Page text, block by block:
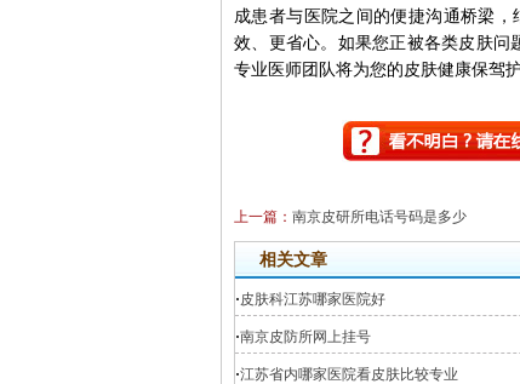
成患者与医院之间的便捷沟通桥梁
效、更省心。如果您正被各类皮肤问
专业医师团队将为您的皮肤健康保驾
上一篇： 南京皮研所电话号码是多少
相关文章
·皮肤科江苏哪家医院好
·南京皮防所网上挂号
·江苏省内哪家医院看皮肤比较专业